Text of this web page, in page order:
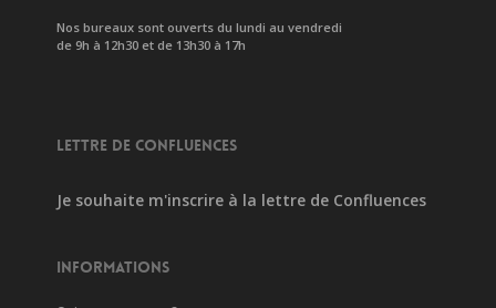
Nos bureaux sont ouverts du lundi au vendredi
de 9h à 12h30 et de 13h30 à 17h
LETTRE DE CONFLUENCES
Je souhaite m'inscrire à la lettre de Confluences
INFORMATIONS